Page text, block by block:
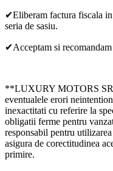
✔Eliberam factura fiscala
seria de sasiu.
✔Acceptam si
**LUXURY MOTORS
eventualele erori
inexactitati cu referire la
obligatii ferme pentru
responsabil pentru
asigura de corectitudinea
primire.